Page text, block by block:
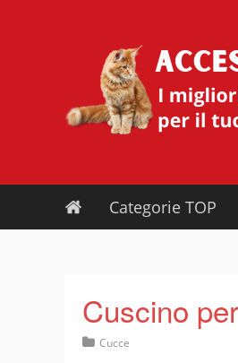
Categorie TOP
Cuscino
Cucce